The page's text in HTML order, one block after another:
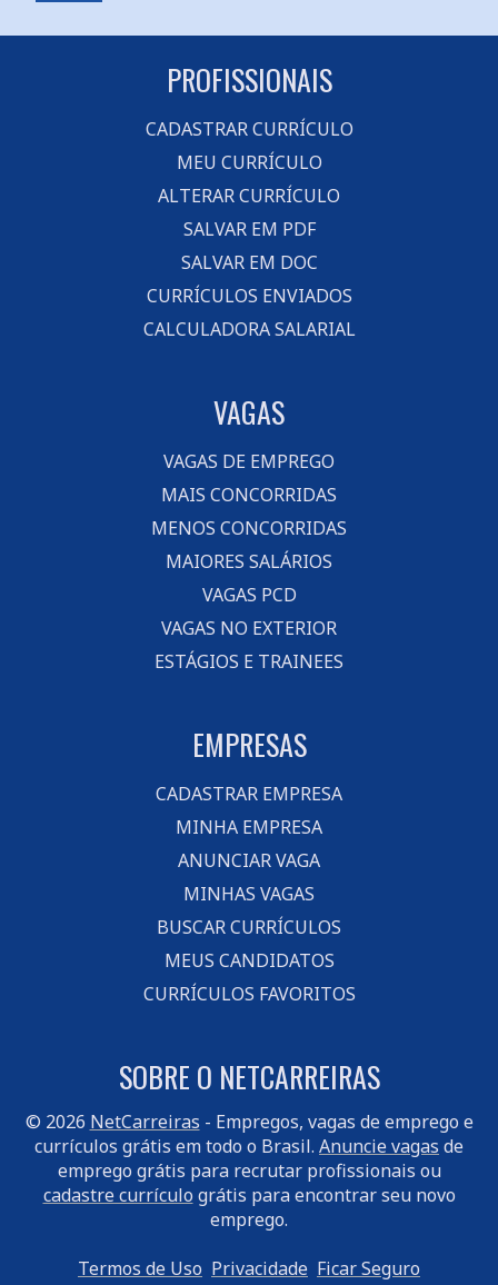
PROFISSIONAIS
CADASTRAR CURRÍCULO
MEU CURRÍCULO
ALTERAR CURRÍCULO
SALVAR EM PDF
SALVAR EM DOC
CURRÍCULOS ENVIADOS
CALCULADORA SALARIAL
VAGAS
VAGAS DE EMPREGO
MAIS CONCORRIDAS
MENOS CONCORRIDAS
MAIORES SALÁRIOS
VAGAS PCD
VAGAS NO EXTERIOR
ESTÁGIOS E TRAINEES
EMPRESAS
CADASTRAR EMPRESA
MINHA EMPRESA
ANUNCIAR VAGA
MINHAS VAGAS
BUSCAR CURRÍCULOS
MEUS CANDIDATOS
CURRÍCULOS FAVORITOS
SOBRE O NETCARREIRAS
© 2026 NetCarreiras - Empregos, vagas de emprego e
currículos grátis em todo o Brasil. Anuncie vagas de
emprego grátis para recrutar profissionais ou
cadastre currículo grátis para encontrar seu novo
emprego.
Termos de Uso Privacidade Ficar Seguro